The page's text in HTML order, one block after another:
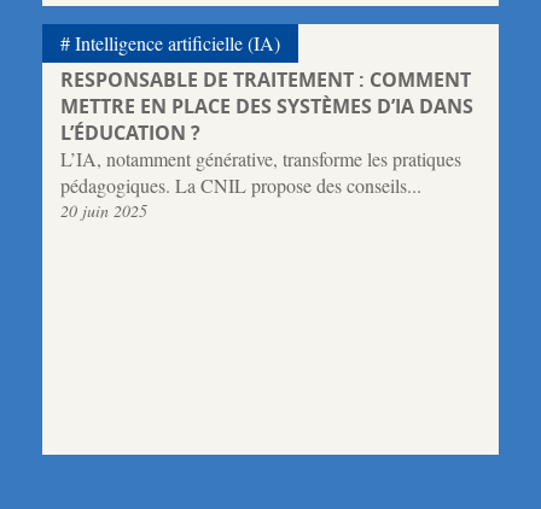
RESPONSABLE DE TRAITEMENT : COMMENT
METTRE EN PLACE DES SYSTÈMES D’IA DANS
L’ÉDUCATION ?
L’IA, notamment générative, transforme les pratiques
pédagogiques. La CNIL propose des conseils...
20 juin 2025
Intelligence artificielle (IA)